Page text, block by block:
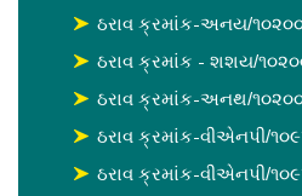
ઠરાવ ક્રમાંક-અનય/
ઠરાવ ક્રમાંક - શશય/
ઠરાવ ક્રમાંક-અનથ/
ઠરાવ ક્રમાંક-વીએનપી/
ઠરાવ ક્રમાંક-વીએનપી/